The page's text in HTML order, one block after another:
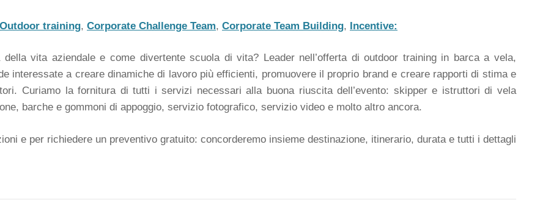
Outdoor training, Corporate Challenge Team, Corporate Team Building, Incentive:
vita aziendale e come divertente scuola di vita? Leader nell’offerta di outdoor training in barca a vela,
interessate a creare dinamiche di lavoro più efficienti, promuovere il proprio brand e creare rapporti di stima e
Curiamo la fornitura di tutti i servizi necessari alla buona riuscita dell’evento: skipper e istruttori di vela
barche e gommoni di appoggio, servizio fotografico, servizio video e molto altro ancora.
e per richiedere un preventivo gratuito: concorderemo insieme destinazione, itinerario, durata e tutti i dettagli